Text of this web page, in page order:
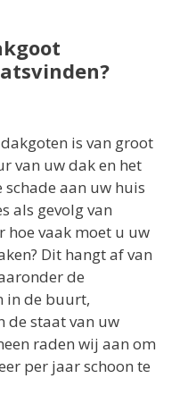
is van groot
van uw dak en het
aan uw huis
als gevolg van
hoe vaak moet u uw
Dit hangt af van
de
in de buurt,
de staat van uw
raden wij aan om
per jaar schoon te